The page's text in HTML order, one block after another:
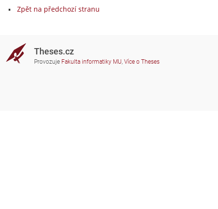
Zpět na předchozí stranu
Theses.cz
Provozuje Fakulta informatiky MU, Více o Theses